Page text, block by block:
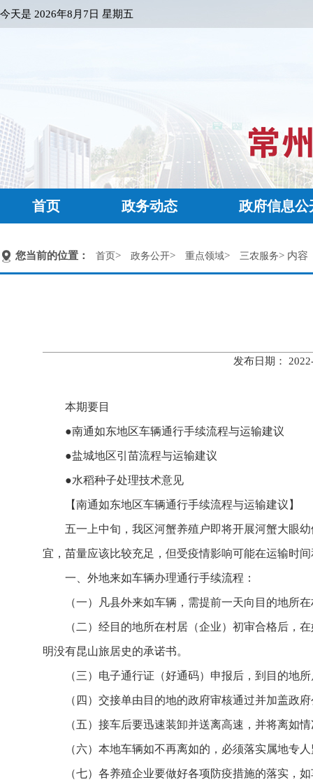
今天是 2026年8月7日 星期五
首页 政务动态 政府信息公
您当前的位置： 首页> 政务公开> 重点领域> 三农服务> 内容
发布日期：
本期要目
●南通如东地区车辆通行手续流程与运输建议
●盐城地区引苗流程与运输建议
●水稻种子处理技术意见
【南通如东地区车辆通行手续流程与运输建议】
五一上中旬，我区河蟹养殖户即将开展河蟹大眼
宜，苗量应该比较充足，但受疫情影响可能在运输时
一、外地来如车辆办理通行手续流程：
（一）凡县外来如车辆，需提前一天向目的地所
（二）经目的地所在村居（企业）初审合格后，
明没有昆山旅居史的承诺书。
（三）电子通行证（好通码）申报后，到目的地
（四）交接单由目的地的政府审核通过并加盖政
（五）接车后要迅速装卸并送离高速，并将离如
（六）本地车辆如不再离如的，必须落实属地专
（七）各养殖企业要做好各项防疫措施的落实，